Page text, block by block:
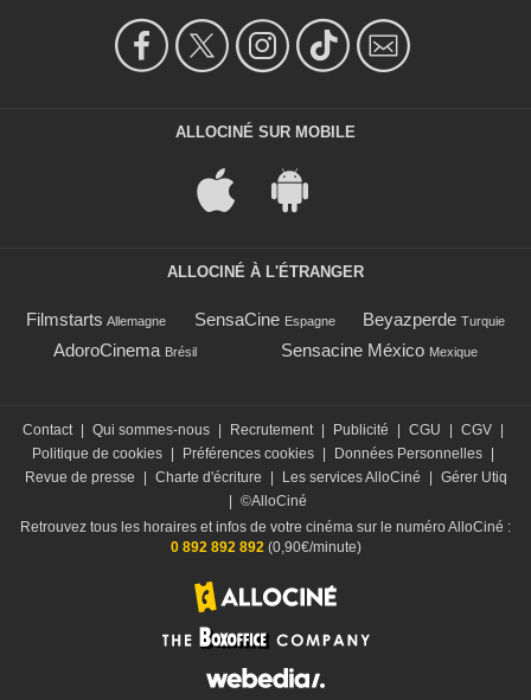
ALLOCINÉ SUR MOBILE
ALLOCINÉ À L'ÉTRANGER
Filmstarts Allemagne SensaCine Espagne Beyazperde Turquie
AdoroCinema Brésil Sensacine México Mexique
Contact Qui sommes-nous Recrutement Publicité CGU CGV
Politique de cookies
Préférences cookies Données Personnelles
Revue de presse
Charte d'écriture Les services AlloCiné
Gérer Utiq
©AlloCiné
Retrouvez tous les horaires et infos de votre cinéma sur le numéro AlloCiné :
0 892 892 892(0,90€/minute)